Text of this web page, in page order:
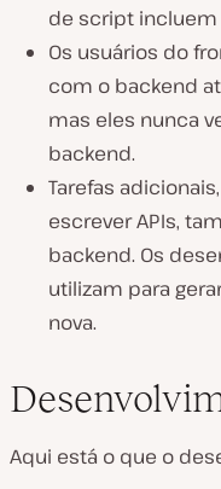
de script incluem
Os usuários do
com o backend
mas eles nunca
backend.
Tarefas
escrever APIs,
backend. Os
utilizam para
nova.
Aqui está o que o